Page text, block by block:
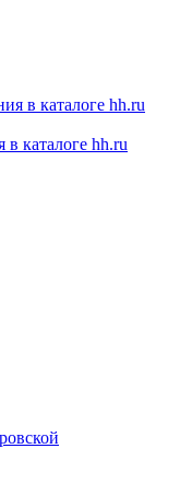
каталоге hh.ru